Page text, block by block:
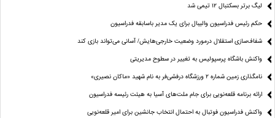
لیگ برتر بسکتبال ۱۲ تیمی شد
حکم رئیس فدراسیون والیبال برای یک مدیر باسابقه فدراسیون
شفاف‌سازی استقلال درمورد وضعیت خارجی‌هایش/ آسانی می‌تواند بازی کند
واکنش باشگاه پرسپولیس به تغییر در سطوح مدیریتی
نامگذاری زمین شماره ۲ ورزشگاه درفشی‌فر به نام شهید «ماکان نصیری»
ارائه برنامه‌ قلعه‌نویی برای جام ملت‌های آسیا به هیئت رئیسه فدراسیون
واکنش فدراسیون فوتبال به احتمال انتخاب جانشین برای امیر قلعه‌نویی